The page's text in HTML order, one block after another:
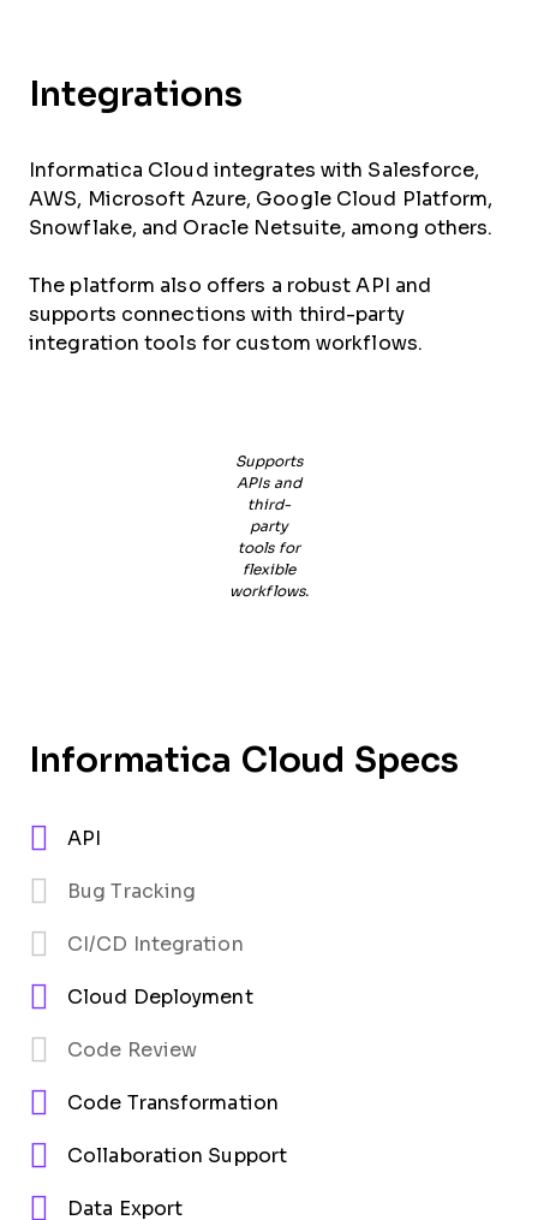
Integrations
Informatica Cloud integrates with Salesforce,
AWS, Microsoft Azure, Google Cloud Platform,
Snowflake, and Oracle Netsuite, among others.
The platform also offers a robust API and
supports connections with third-party
integration tools for custom workflows.
Supports
APIs and
third-
party
tools for
flexible
workflows.
Informatica Cloud Specs
API
Bug Tracking
CI/CD Integration
Cloud Deployment
Code Review
Code Transformation
Collaboration Support
Data Export